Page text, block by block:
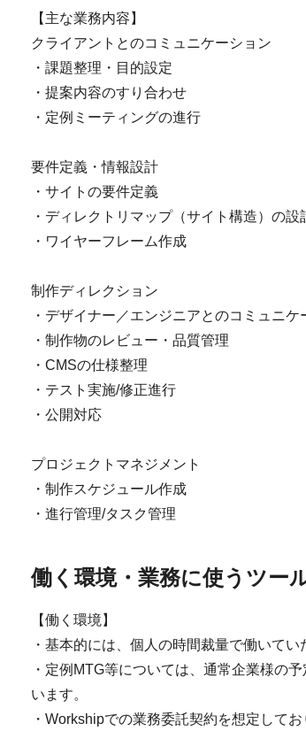
【主な業務内容】
クライアントとのコミュニケーション
・課題整理・目的設定
・提案内容のすり合わせ
・定例ミーティングの進行
要件定義・情報設計
・サイトの要件定義
・ディレクトリマップ（サイト構造）の設
・ワイヤーフレーム作成
制作ディレクション
・デザイナー／エンジニアとのコミュニケ
・制作物のレビュー・品質管理
・CMSの仕様整理
・テスト実施/修正進行
・公開対応
プロジェクトマネジメント
・制作スケジュール作成
・進行管理/タスク管理
働く環境・業務に使うツー
【働く環境】
・基本的には、個人の時間裁量で働いてい
・定例MTG等については、通常企業様の
います。
・Workshipでの業務委託契約を想定してお